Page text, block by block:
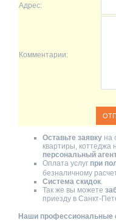
Адрес:
Комментарии:
Оставьте заявку на
квартиры, коттеджа
персональный
Оплата услуг при
безналичному
Система скидок
Так же вы можете
приезду в Санкт-
Наши профессиональные